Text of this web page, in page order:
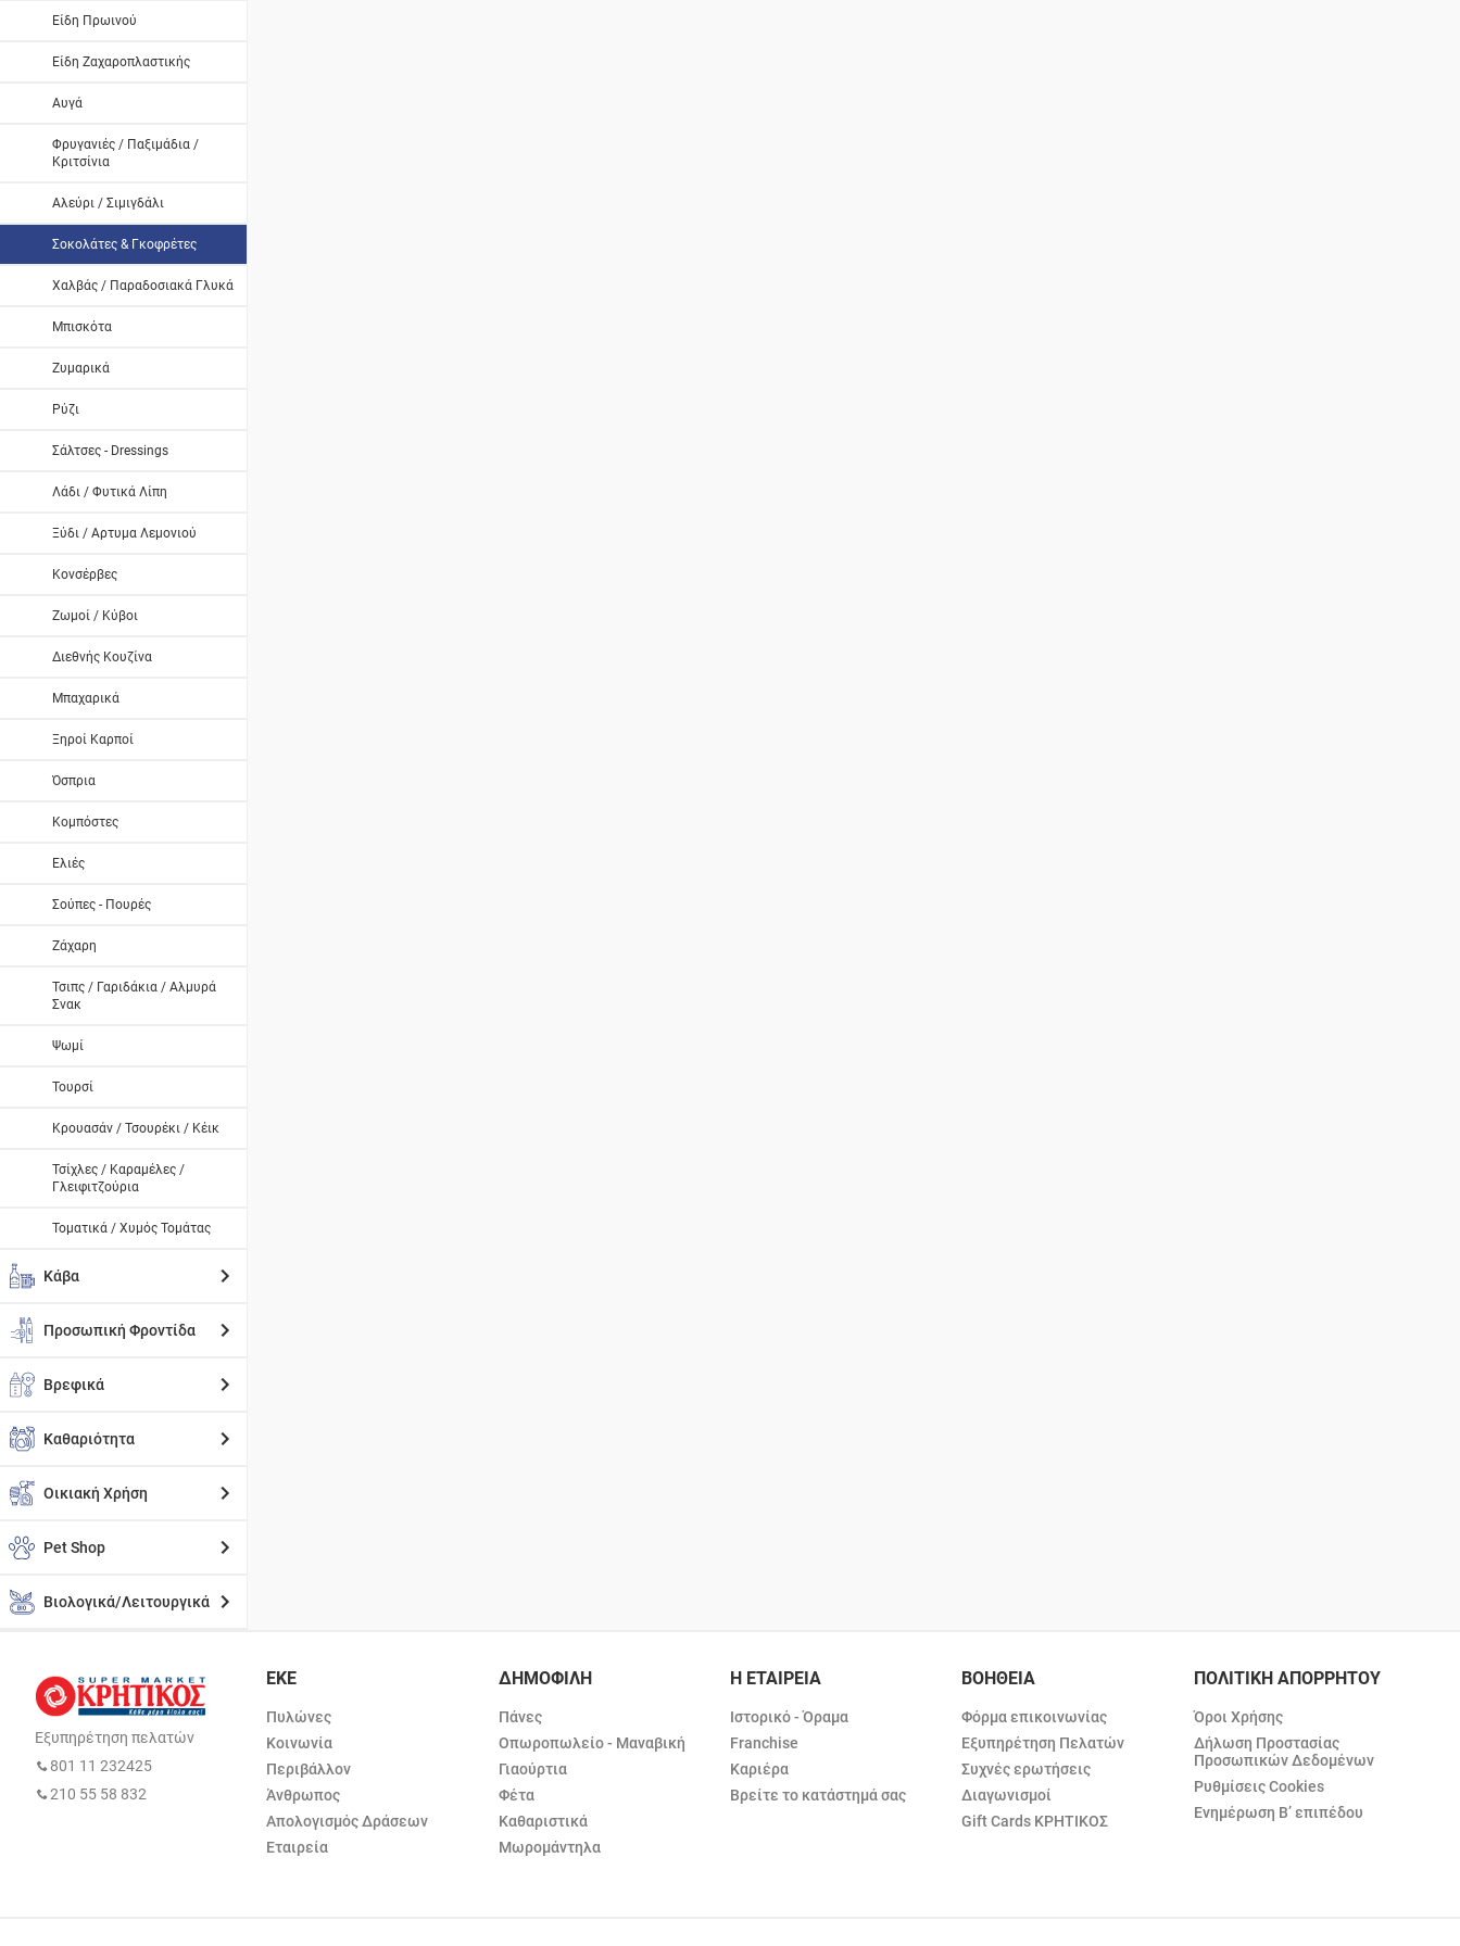
Είδη Πρωινού
Είδη Ζαχαροπλαστικής
Αυγά
Φρυγανιές / Παξιμάδια /
Κριτσίνια
Αλεύρι / Σιμιγδάλι
Σοκολάτες & Γκοφρέτες
Χαλβάς / Παραδοσιακά Γλυκά
Μπισκότα
Ζυμαρικά
Ρύζι
Σάλτσες - Dressings
Λάδι / Φυτικά Λίπη
Ξύδι / Αρτυμα Λεμονιού
Κονσέρβες
Ζωμοί / Κύβοι
Διεθνής Κουζίνα
Μπαχαρικά
Ξηροί Καρποί
Όσπρια
Κομπόστες
Ελιές
Σούπες - Πουρές
Ζάχαρη
Τσιπς / Γαριδάκια / Αλμυρά
Σνακ
Ψωμί
Τουρσί
Κρουασάν / Τσουρέκι / Κέικ
Τσίχλες / Καραμέλες /
Γλειφιτζούρια
Τοματικά / Χυμός Τομάτας
Κάβα
Προσωπική Φροντίδα
Βρεφικά
Καθαριότητα
Οικιακή Χρήση
Pet Shop
Βιολογικά/Λειτουργικά
Εξυπηρέτηση πελατών
801 11 232425
210 55 58 832
ΕΚΕ
Πυλώνες
Κοινωνία
Περιβάλλον
Άνθρωπος
Απολογισμός Δράσεων
Εταιρεία
ΔΗΜΟΦΙΛΗ
Πάνες
Οπωροπωλείο - Μαναβική
Γιαούρτια
Φέτα
Καθαριστικά
Μωρομάντηλα
Η ΕΤΑΙΡΕΙΑ
Ιστορικό - Όραμα
Franchise
Καριέρα
Βρείτε το κατάστημά σας
ΒΟΗΘΕΙΑ
Φόρμα επικοινωνίας
Εξυπηρέτηση Πελατών
Συχνές ερωτήσεις
Διαγωνισμοί
Gift Cards ΚΡΗΤΙΚΟΣ
ΠΟΛΙΤΙΚΗ ΑΠΟΡΡΗΤΟΥ
Όροι Χρήσης
Δήλωση Προστασίας
Προσωπικών Δεδομένων
Ρυθμίσεις Cookies
Ενημέρωση Β’ επιπέδου